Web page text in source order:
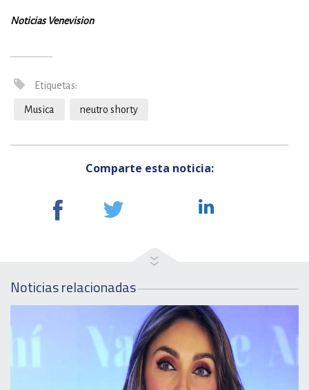
Noticias Venevision
Etiquetas:
Musica neutro shorty
Comparte esta noticia:
Noticias relacionadas